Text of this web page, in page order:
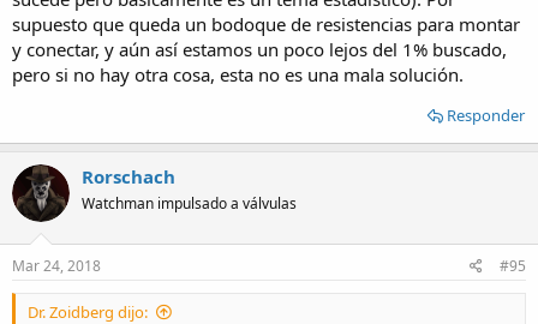
supuesto que queda un bodoque de resistencias para montar
y conectar, y aún así estamos un poco lejos del 1% buscado,
pero si no hay otra cosa, esta no es una mala solución.
Responder
Rorschach
Watchman impulsado a válvulas
Mar 24, 2018 #95
Dr. Zoidberg dijo: